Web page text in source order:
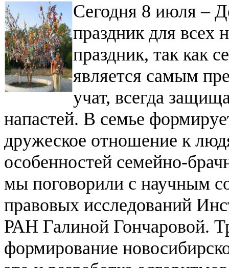
Сегодня 8 июля –
праздник для всех
праздник, так как
является самым
учат, всегда
напастей. В семье
дружеское отношение к
особенностей семейно-
мы поговорили с научным
правовых исследований
РАН Галиной Гончаровой.
формирование